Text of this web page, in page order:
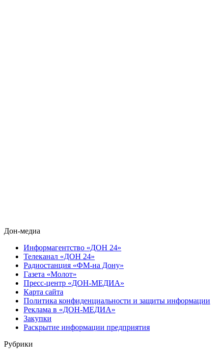
Дон-медиа
Информагентство «ДОН 24»
Телеканал «ДОН 24»
Радиостанция «ФМ-на Дону»
Газета «Молот»
Пресс-центр «ДОН-МЕДИА»
Карта сайта
Политика конфиденциальности и защиты информации
Реклама в «ДОН-МЕДИА»
Закупки
Раскрытие информации предприятия
Рубрики